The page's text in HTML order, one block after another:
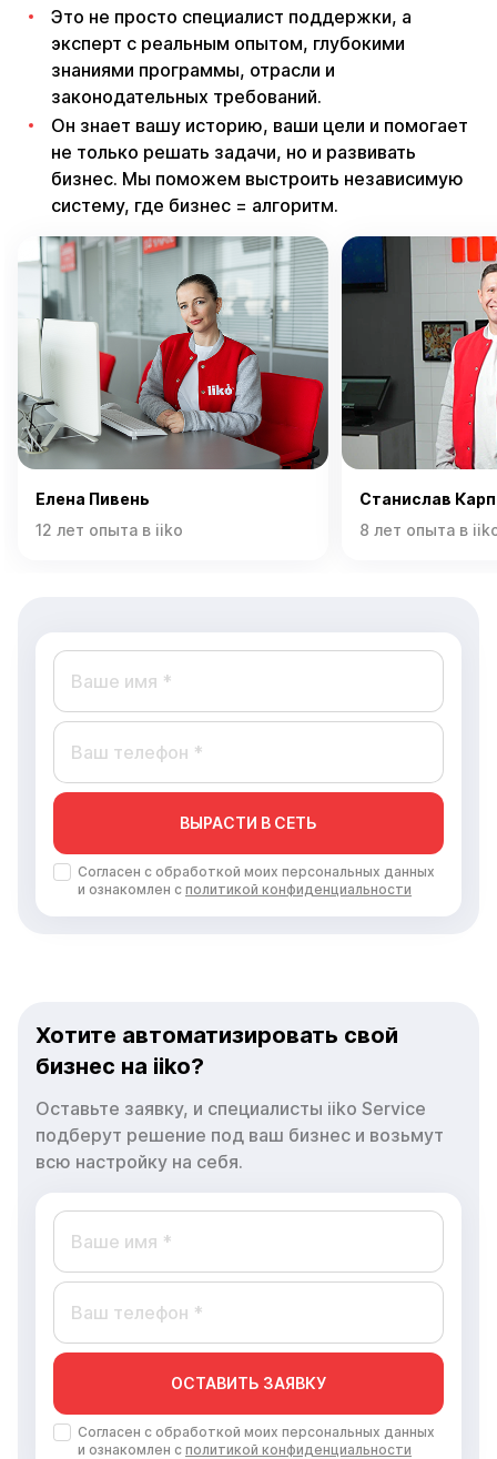
Это не просто специалист поддержки, а
эксперт с реальным опытом, глубокими
знаниями программы, отрасли и
законодательных требований.
Он знает вашу историю, ваши цели и помогает
не только решать задачи, но и развивать
бизнес. Мы поможем выстроить независимую
систему, где бизнес = алгоритм.
Елена Пивень
12 лет опыта в iiko
Станислав
8 лет опыта в
ВЫРАСТИ В СЕТЬ
Согласен с обработкой моих персональных данных
и ознакомлен с политикой конфиденциальности
Хотите автоматизировать свой
бизнес на iiko?
Оставьте заявку, и специалисты iiko Service
подберут решение под ваш бизнес и возьмут
всю настройку на себя.
ОСТАВИТЬ ЗАЯВКУ
Согласен с обработкой моих персональных данных
и ознакомлен с политикой конфиденциальности